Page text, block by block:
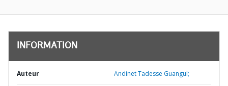
INFORMATION
Auteur Andinet Tadesse Guangul;